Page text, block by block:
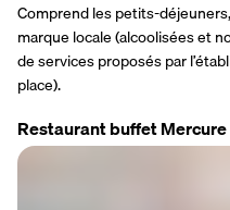
Comprend les petits-
marque locale (alcoolisées et
de services proposés par
place).
Restaurant buffet Mercure